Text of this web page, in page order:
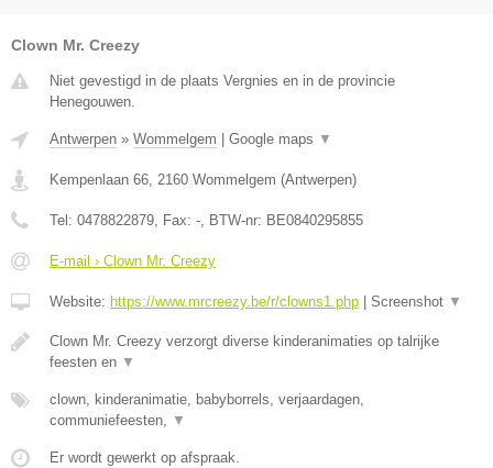
Clown Mr. Creezy
Niet gevestigd in de plaats Vergnies en in de provincie
Henegouwen.
Antwerpen » Wommelgem Google maps ▼
Kempenlaan 66, 2160 Wommelgem (Antwerpen)
Tel: 0478822879, Fax: -, BTW-nr: BE0840295855
E-mail › Clown Mr. Creezy
Website: https://www.mrcreezy.be/r/clowns1.php Screenshot ▼
Clown Mr. Creezy verzorgt diverse kinderanimaties op talrijke
feesten en ▼
clown, kinderanimatie, babyborrels, verjaardagen,
communiefeesten, ▼
Er wordt gewerkt op afspraak.